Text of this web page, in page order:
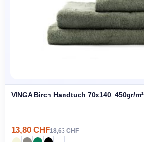
VINGA Birch Handtuch 70x140, 450gr/m²
13,80 CHF18,63 CHF